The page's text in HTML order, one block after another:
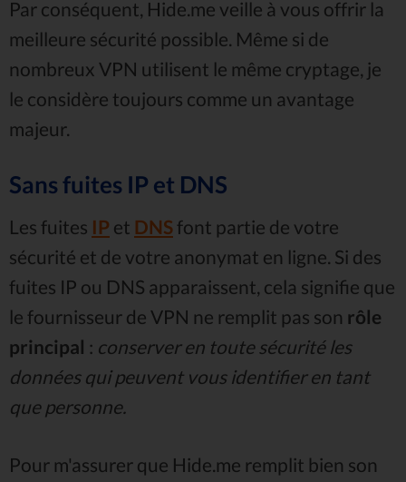
Par conséquent, Hide.me veille à vous offrir la
meilleure sécurité possible. Même si de
nombreux VPN utilisent le même cryptage, je
le considère toujours comme un avantage
majeur.
Sans fuites IP et DNS
Les fuites IP et DNS font partie de votre
sécurité et de votre anonymat en ligne. Si des
fuites IP ou DNS apparaissent, cela signifie que
le fournisseur de VPN ne remplit pas son rôle
principal : conserver en toute sécurité les
données qui peuvent vous identifier en tant
que personne.
Pour m'assurer que Hide.me remplit bien son